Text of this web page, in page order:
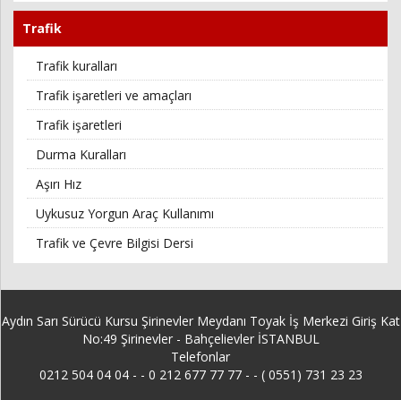
Trafik
Trafik kuralları
Trafik işaretleri ve amaçları
Trafik işaretleri
Durma Kuralları
Aşırı Hız
Uykusuz Yorgun Araç Kullanımı
Trafik ve Çevre Bilgisi Dersi
Aydın Sarı Sürücü Kursu Şirinevler Meydanı Toyak İş Merkezi Giriş Kat
No:49 Şirinevler - Bahçelievler İSTANBUL
Telefonlar
0212 504 04 04 - - 0 212 677 77 77 - - ( 0551) 731 23 23